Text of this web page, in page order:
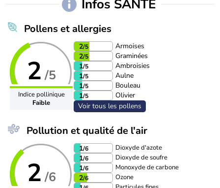
Infos SANTÉ
Pollens et allergies
2 /5
Indice pollinique
Faible
2/5
Armoises
2/5
Graminées
1/5
Ambroisies
1/5
Aulne
1/5
Bouleau
1/5
Olivier
Voir tous les pollens
Pollution et qualité de l'air
2 /6
1/6 Dioxyde d'azote
1/6 Dioxyde de soufre
1/6 Monoxyde de carbone
2/6 Ozone